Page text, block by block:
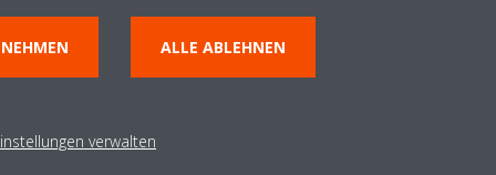
ALLE ABLEHNEN
verwalten